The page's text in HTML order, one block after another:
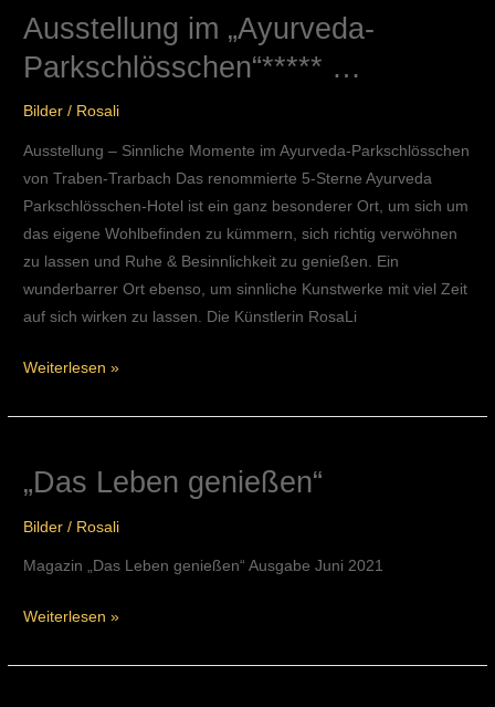
Ausstellung im „Ayurveda-
Parkschlösschen“***** …
Bilder / Rosali
Ausstellung – Sinnliche Momente im Ayurveda-Parkschlösschen
von Traben-Trarbach Das renommierte 5-Sterne Ayurveda
Parkschlösschen-Hotel ist ein ganz besonderer Ort, um sich um
das eigene Wohlbefinden zu kümmern, sich richtig verwöhnen
zu lassen und Ruhe & Besinnlichkeit zu genießen. Ein
wunderbarrer Ort ebenso, um sinnliche Kunstwerke mit viel Zeit
auf sich wirken zu lassen. Die Künstlerin RosaLi
Ausstellung
„Ayurveda-
Parkschlösschen“*****
Weiterlesen »
„Das Leben genießen“
Bilder / Rosali
Magazin „Das Leben genießen“ Ausgabe Juni 2021
„Das
genießen“
Weiterlesen »